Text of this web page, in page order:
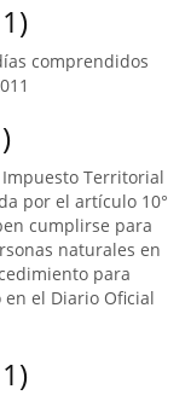
comprendidos
Territorial
por el artículo 10°
cumplirse para
naturales en
para
el Diario Oficial